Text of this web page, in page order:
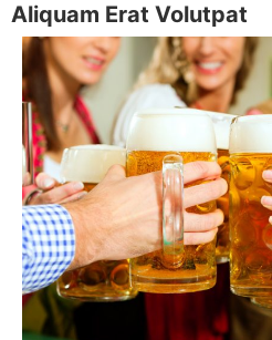
Aliquam Erat Volutpat